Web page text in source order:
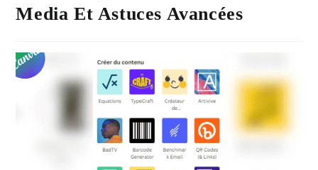
Media Et Astuces Avancées